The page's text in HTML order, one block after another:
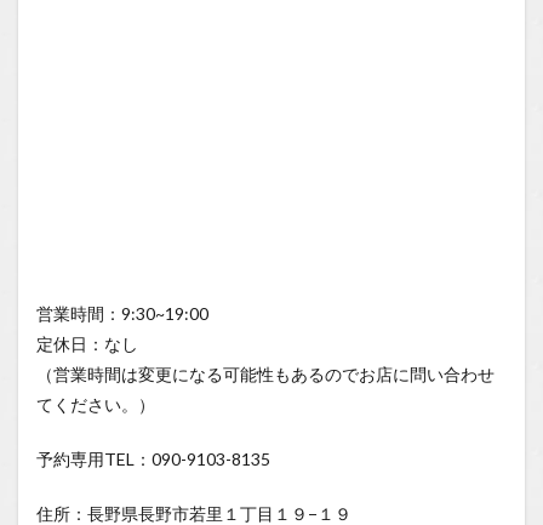
営業時間：9:30~19:00
定休日：なし
（営業時間は変更になる可能性もあるのでお店に問い合わせ
てください。）
予約専用TEL：090-9103-8135
住所：長野県長野市若里１丁目１９−１９